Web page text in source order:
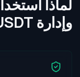
وإدارة USDT؟